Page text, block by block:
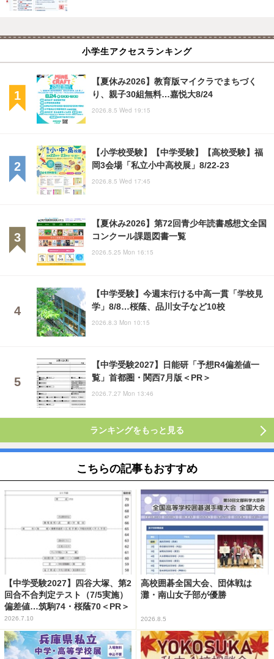
小学生アクセスランキング
【夏休み2026】教育版マイクラでまちづく
り、親子30組無料…嘉悦大8/24
2026.8.5 Wed 19:15
【小学校受験】【中学受験】【高校受験】福
岡3会場「私立小中高校展」8/22-23
2026.8.5 Wed 17:45
【夏休み2026】第72回青少年読書感想文全国
コンクール課題図書一覧
2026.5.25 Mon 16:15
【中学受験】今週末行ける中高一貫「学校見
学」8/8…桜蔭、品川女子など10校
2026.8.3 Mon 10:15
【中学受験2027】日能研「予想R4偏差値一
覧」首都圏・関西7月版＜PR＞
2026.7.27 Mon 13:46
ランキングをもっと見る
こちらの記事もおすすめ
【中学受験2027】四谷大塚、第2
回合不合判定テスト（7/5実施）
偏差値…筑駒74・桜蔭70＜PR＞
2026.7.10
高校囲碁全国大会、団体戦は
灘・南山女子部が優勝
2026.8.5